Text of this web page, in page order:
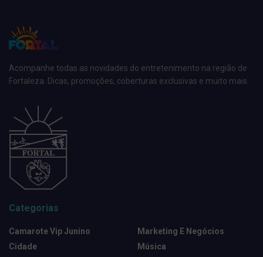
Acompanhe todas as novidades do entretenimento na região de
Fortaleza. Dicas, promoções, coberturas exclusivas e muito mais.
Categorias
Camarote Vip Junino
Cidade
Marketing E Negócios
Música